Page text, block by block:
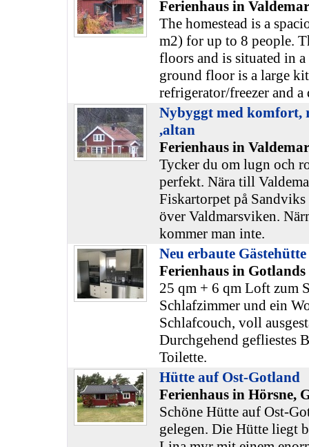
Ferienhaus in
The homestead is a
m2) for up to 8 people.
floors and is situated in a
ground floor is a large
refrigerator/freezer and a
Nybyggt med komfort,
,altan
Ferienhaus in
Tycker du om lugn och
perfekt. Nära till
Fiskartorpet på
över Valdmarsviken.
kommer man inte.
Neu erbaute
Ferienhaus in
25 qm + 6 qm Loft zum
Schlafzimmer und ein
Schlafcouch, voll
Durchgehend gefliestes
Toilette.
Hütte auf Ost-Gotland
Ferienhaus in Hörsne,
Schöne Hütte auf Ost-
gelegen. Die Hütte liegt